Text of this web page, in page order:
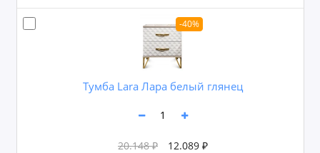
-40%
Тумба Lara Лара белый глянец
20.148 ₽ 12.089 ₽